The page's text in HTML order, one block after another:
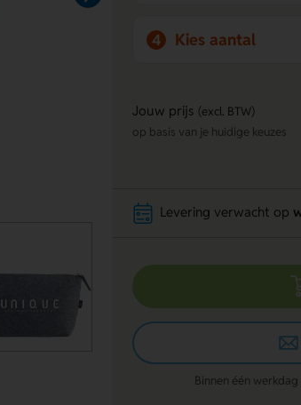
4 Kies aantal
Jouw prijs (excl. BTW)
op basis van je huidige keuzes
Levering verwacht op
Binnen één